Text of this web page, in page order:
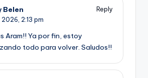
Belen
Reply
2026, 2:13 pm
Aram!! Ya por fin, estoy
todo para volver. Saludos!!